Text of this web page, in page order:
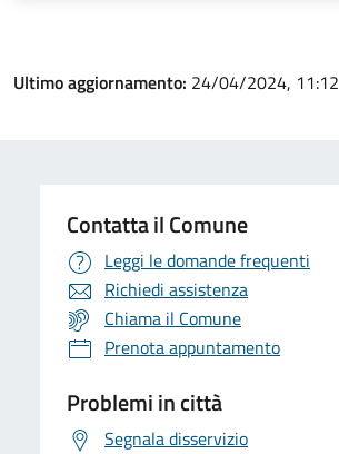
Ultimo aggiornamento: 24/04/2024, 11:12
Contatta il Comune
Leggi le domande frequenti
Richiedi assistenza
Chiama il Comune
Prenota appuntamento
Problemi in città
Segnala disservizio